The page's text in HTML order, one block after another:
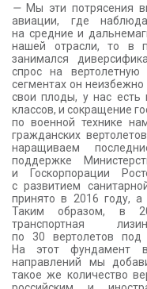
— Мы эти потрясения
авиации, где
на средние и
нашей отрасли, то в
занимался
спрос на
сегментах он
свои плоды, у нас есть
классов, и сокращение
по военной технике
гражданских
наращиваем
поддержке
и Госкорпорации
с развитием
принято в 2016 году, а
Таким образом, в
транспортная
по 30 вертолетов под
На этот фундамент в
направлений мы
такое же количество